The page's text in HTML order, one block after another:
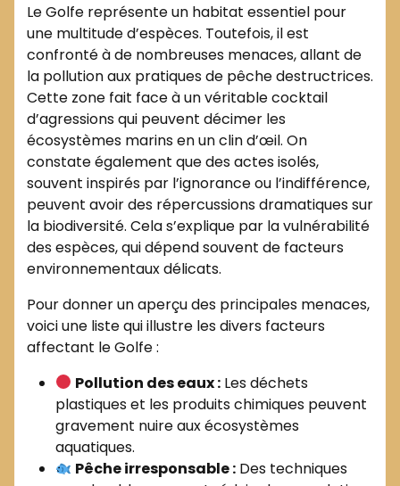
Le Golfe représente un habitat essentiel pour
une multitude d’espèces. Toutefois, il est
confronté à de nombreuses menaces, allant de
la pollution aux pratiques de pêche destructrices.
Cette zone fait face à un véritable cocktail
d’agressions qui peuvent décimer les
écosystèmes marins en un clin d’œil. On
constate également que des actes isolés,
souvent inspirés par l’ignorance ou l’indifférence,
peuvent avoir des répercussions dramatiques sur
la biodiversité. Cela s’explique par la vulnérabilité
des espèces, qui dépend souvent de facteurs
environnementaux délicats.
Pour donner un aperçu des principales menaces,
voici une liste qui illustre les divers facteurs
affectant le Golfe :
Pollution des eaux : Les déchets
plastiques et les produits chimiques peuvent
gravement nuire aux écosystèmes
aquatiques.
Pêche irresponsable : Des techniques